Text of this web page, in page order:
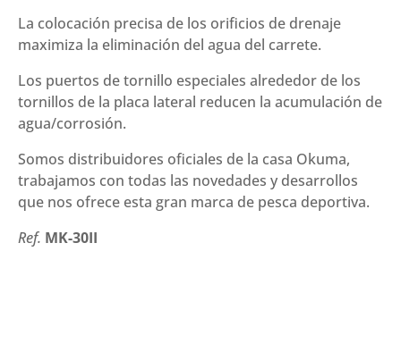
La colocación precisa de los orificios de drenaje
maximiza la eliminación del agua del carrete.
Los puertos de tornillo especiales alrededor de los
tornillos de la placa lateral reducen la acumulación de
agua/corrosión.
Somos distribuidores oficiales de la casa Okuma,
trabajamos con todas las novedades y desarrollos
que nos ofrece esta gran marca de pesca deportiva.
Ref. MK-30II